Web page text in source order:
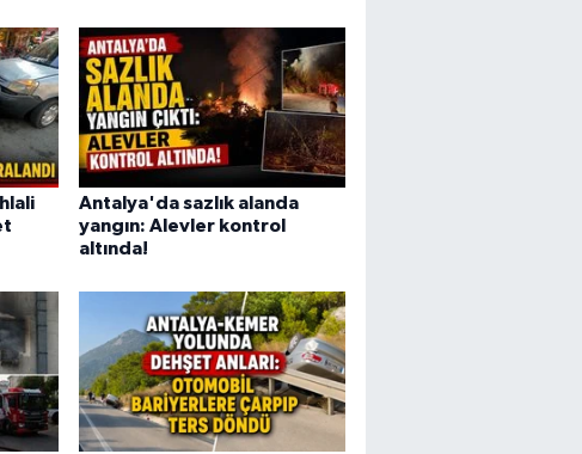
Antalya'da sazlık alanda
yangın: Alevler kontrol
altında!